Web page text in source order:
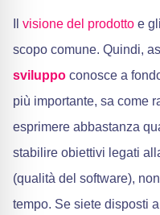
visione del prodotto e
scopo comune. Quindi,
sviluppo conosce a
più importante, sa come
esprimere abbastanza
stabilire obiettivi legati
(qualità del software),
tempo. Se siete disposti